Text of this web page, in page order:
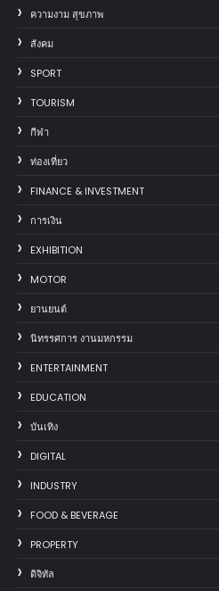
ความงาม สุขภาพ
สังคม
SPORT
TOURISM
กีฬา
ท่องเที่ยว
FINANCE & INVESTMENT
การเงิน
EXHIBITION
MOTOR
‎ยานยนต์‎
นิทรรศการ งานมหกรรม
ENTERTAINMENT
EDUCATION
บันเทิง
DIGITAL
INDUSTRY
FOOD & BEVERAGE
PROPERTY
ดิจิทัล